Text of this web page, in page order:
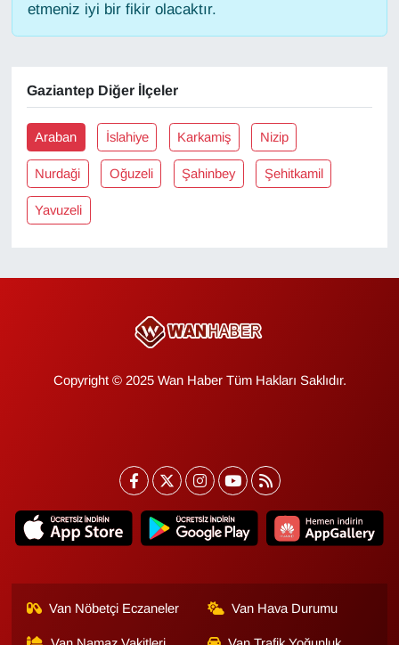
etmeniz iyi bir fikir olacaktır.
Gaziantep Diğer İlçeler
Araban İslahiye Karkamiş Nizip
Nurdaği Oğuzeli Şahinbey Şehitkamil
Yavuzeli
Copyright © 2025 Wan Haber Tüm Hakları Saklıdır.
Van Nöbetçi Eczaneler Van Hava Durumu
Kim Kimdir?
Kültür & Sanat
ONE EKONOMİ
Resmi İlanlar
RÖPORTAJ
Seri İlan